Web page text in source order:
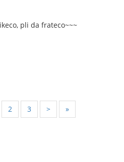
pli da frateco~~~
2 3 > »